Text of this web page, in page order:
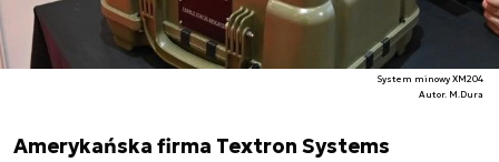
System minowy XM204
Autor. M.Dura
Amerykańska firma Textron Systems